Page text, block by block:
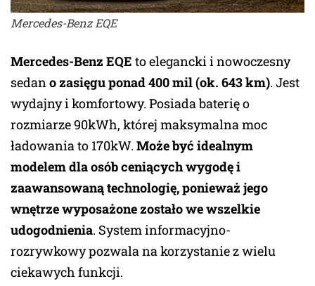
Mercedes-Benz EQE
Mercedes-Benz EQE to elegancki i nowoczesny
sedan o zasięgu ponad 400 mil (ok. 643 km). Jest
wydajny i komfortowy. Posiada baterię o
rozmiarze 90kWh, której maksymalna moc
ładowania to 170kW. Może być idealnym
modelem dla osób ceniących wygodę i
zaawansowaną technologię, ponieważ jego
wnętrze wyposażone zostało we wszelkie
udogodnienia. System informacyjno-
rozrywkowy pozwala na korzystanie z wielu
ciekawych funkcji.